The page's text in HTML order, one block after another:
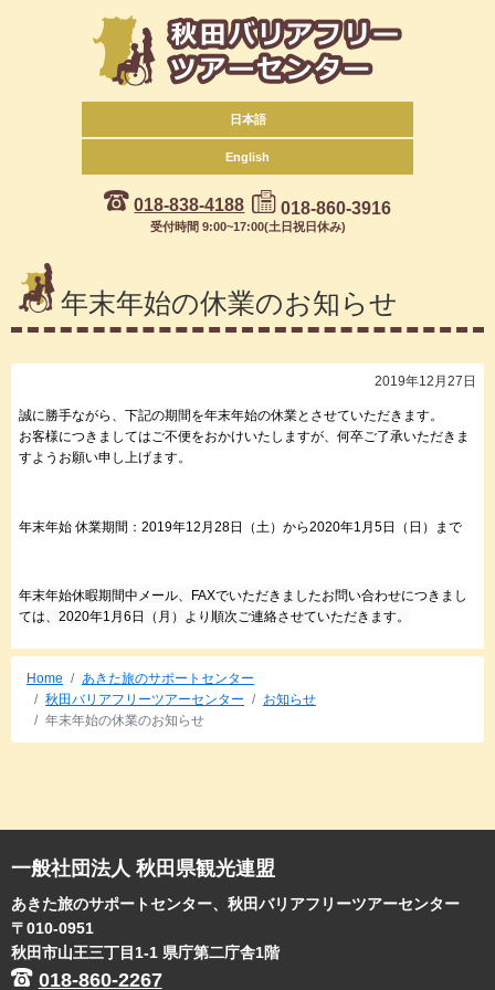
日本語
English
018-838-4188 018-860-3916
受付時間 9:00~17:00(土日祝日休み)
年末年始の休業のお知らせ
2019年12月27日
誠に勝手ながら、下記の期間を年末年始の休業とさせていただきます。
お客様につきましてはご不便をおかけいたしますが、何卒ご了承いただきま
すようお願い申し上げます。
年末年始 休業期間：2019年12月28日（土）から2020年1月5日（日）まで
年末年始休暇期間中メール、FAXでいただきましたお問い合わせにつきまし
ては、2020年1月6日（月）より順次ご連絡させていただきます。
Home
あきた旅のサポートセンター
秋田バリアフリーツアーセンター
お知らせ
年末年始の休業のお知らせ
一般社団法人 秋田県観光連盟
あきた旅のサポートセンター、秋田バリアフリーツアーセンター
〒010-0951
秋田市山王三丁目1-1 県庁第二庁舎1階
018-860-2267